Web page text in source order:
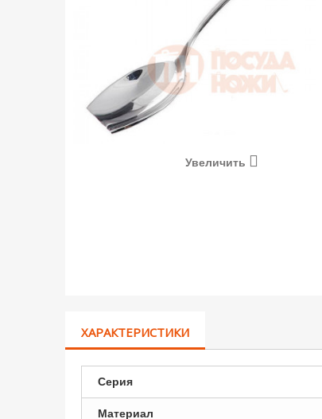
Увеличить
ХАРАКТЕРИСТИКИ
Серия
Материал